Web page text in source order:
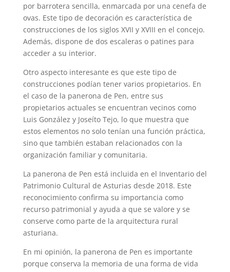
por barrotera sencilla, enmarcada por una cenefa de
ovas. Este tipo de decoración es característica de
construcciones de los siglos XVII y XVIII en el concejo.
Además, dispone de dos escaleras o patines para
acceder a su interior.
Otro aspecto interesante es que este tipo de
construcciones podían tener varios propietarios. En
el caso de la panerona de Pen, entre sus
propietarios actuales se encuentran vecinos como
Luis González y Joseíto Tejo, lo que muestra que
estos elementos no solo tenían una función práctica,
sino que también estaban relacionados con la
organización familiar y comunitaria.
La panerona de Pen está incluida en el Inventario del
Patrimonio Cultural de Asturias desde 2018. Este
reconocimiento confirma su importancia como
recurso patrimonial y ayuda a que se valore y se
conserve como parte de la arquitectura rural
asturiana.
En mi opinión, la panerona de Pen es importante
porque conserva la memoria de una forma de vida